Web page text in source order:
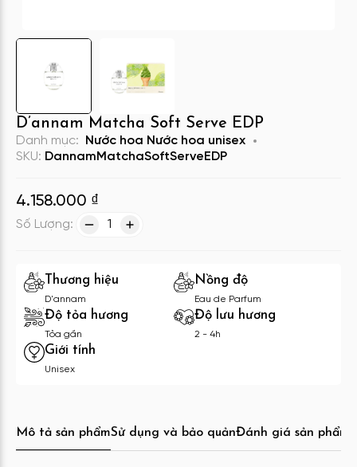
D’annam Matcha Soft Serve EDP
Danh mục: Nước hoa Nước hoa unisex
SKU: DannamMatchaSoftServeEDP
4.158.000 ₫
Số Lượng: 1
Thương hiệu
D'annam
Nồng độ
Eau de Parfum
Độ tỏa hương
Tỏa gần
Độ lưu hương
2 - 4h
Giới tính
Unisex
Mô tả sản phẩmSử dụng và bảo quảnĐánh giá sản phẩm